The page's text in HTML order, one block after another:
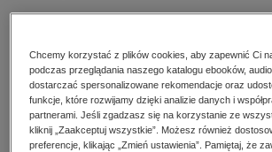
Zobacz wszystkie E-prasa
budownictwo, aranżacja wnętrz
biznesowe, branżowe,
darmowe wydania
dzienniki
Popularnonaukowe –
Sortowanie
Chcemy korzystać z plików cookies, aby zapewnić Ci
podczas przeglądania naszego katalogu ebooków,
dostarczać spersonalizowane rekomendacje oraz
funkcje, które rozwijamy dzięki analizie danych i
partnerami. Jeśli zgadzasz się na korzystanie ze
kliknij „Zaakceptuj wszystkie”. Możesz również
preferencje, klikając „Zmień ustawienia”. Pamiętaj, że